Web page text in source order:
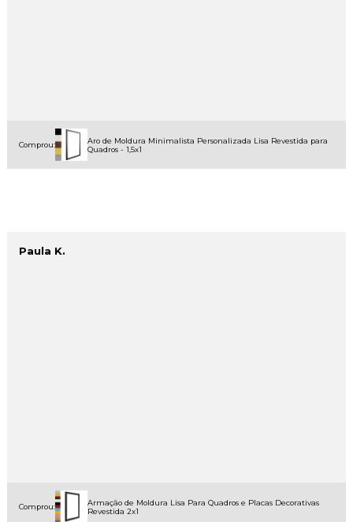
Comprou:
Aro de Moldura Minimalista Personalizada Lisa Revestida para
Quadros - 1,5x1
Paula K.
Comprou:
Armação de Moldura Lisa Para Quadros e Placas Decorativas
Revestida 2x1